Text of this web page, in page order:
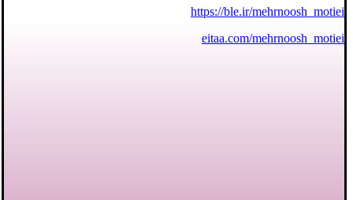
https://ble.ir/mehrnoosh_motiei
eitaa.com/mehrnoosh_motiei